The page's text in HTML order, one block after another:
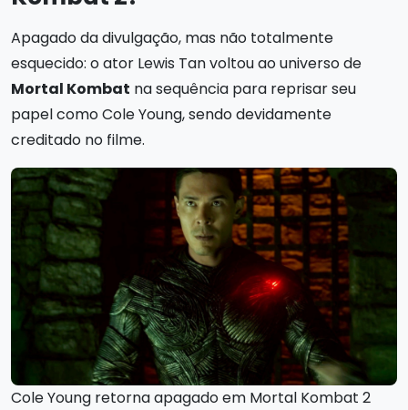
Apagado da divulgação, mas não totalmente
esquecido: o ator Lewis Tan voltou ao universo de
Mortal Kombat na sequência para reprisar seu
papel como Cole Young, sendo devidamente
creditado no filme.
Cole Young retorna apagado em Mortal Kombat 2